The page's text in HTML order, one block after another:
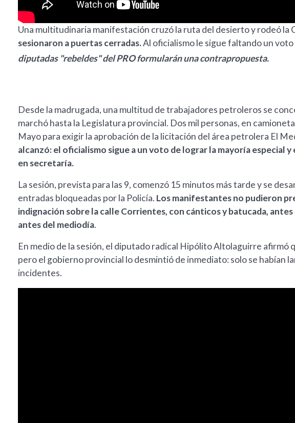
Una multitudinaria manifestación cruzó la ruta del desierto y rodeó la
sesionaron a puertas cerradas.Al oficialismo le sigue faltando un
diputadas "rebeldes" del PRO formularán una contrapropuesta.
Desde la madrugada, una multitud de trabajadores petroleros se
marchó hasta la Legislatura provincial. Dos mil personas, en
Mayo para exigir la aprobación de la licitación del área petrolera El
alcanzó: el oficialismo sigue a un voto de lograr la mayoría especial
en secretaría.
La sesión, prevista para las 9, comenzó 15 minutos más tarde y se
entradas bloqueadas por la Policía. Los manifestantes no pudieron
indignación sobre la calle Corrientes, con cánticos y batucada,
antes del mediodía.
En medio de la sesión, el diputado radical Hipólito Altolaguirre afirmó
pero el gobierno provincial lo desmintió de inmediato: solo se habían
incidentes.